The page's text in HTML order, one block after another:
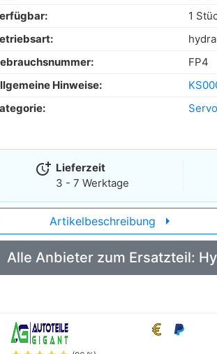
1
FP4
Hinweise:
more_time Lieferzeit
3 - 7 Werktage
Artikelbeschreibung arrow_right
Alle Anbieter zum Ersatzteil: